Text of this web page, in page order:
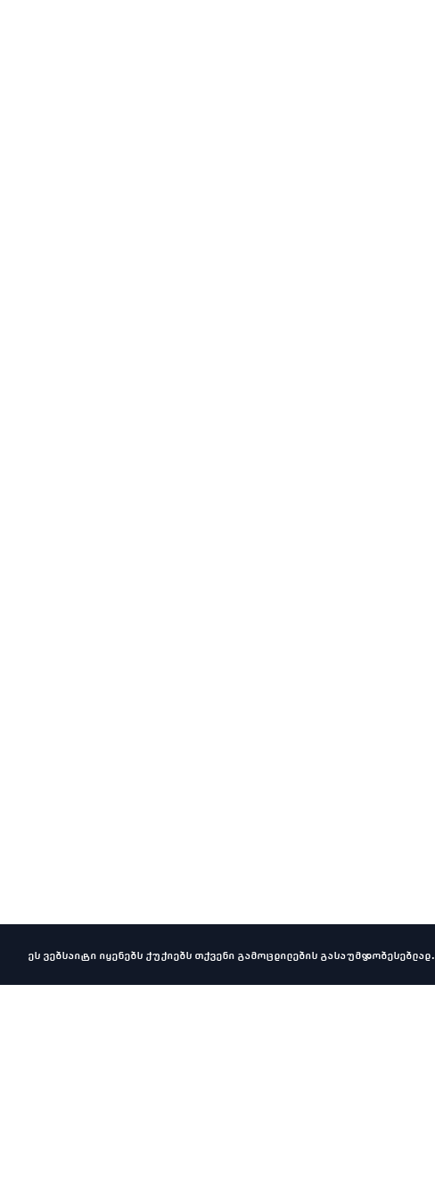
ეს ვებსაიტი იყენებს ქუქიებს თქვენი გამოცდილების გასაუმჯობესებლად.